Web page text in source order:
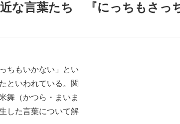
な言葉たち 『にっちもさっ
ちもいかない」とい
といわれている。関
舞（かつら・まいま
した言葉について解